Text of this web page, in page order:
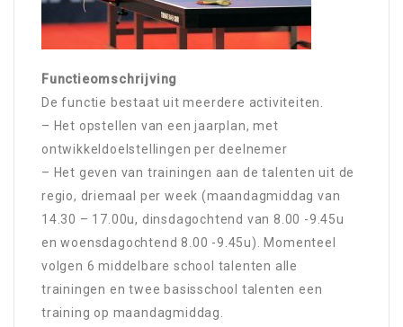
Functieomschrijving
De functie bestaat uit meerdere activiteiten.
– Het opstellen van een jaarplan, met
ontwikkeldoelstellingen per deelnemer
– Het geven van trainingen aan de talenten uit de
regio, driemaal per week (maandagmiddag van
14.30 – 17.00u, dinsdagochtend van 8.00 -9.45u
en woensdagochtend 8.00 -9.45u). Momenteel
volgen 6 middelbare school talenten alle
trainingen en twee basisschool talenten een
training op maandagmiddag.